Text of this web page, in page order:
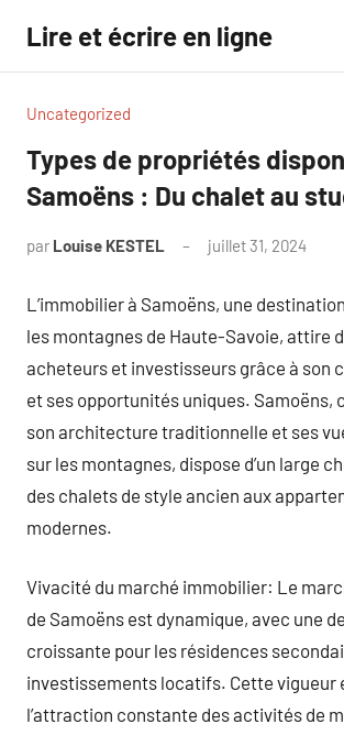
contenu
Lire et écrire en ligne
Uncategorized
Types de propriétés
Samoëns : Du chalet au
par Louise KESTEL juillet 31, 2024
L’immobilier à Samoëns, une
les montagnes de Haute-Savoie, attire
acheteurs et investisseurs grâce à son
et ses opportunités uniques. Samoëns,
son architecture traditionnelle et ses
sur les montagnes, dispose d’un large
des chalets de style ancien aux
modernes.
Vivacité du marché immobilier: Le
de Samoëns est dynamique, avec une
croissante pour les résidences
investissements locatifs. Cette vigueur
l’attraction constante des activités de